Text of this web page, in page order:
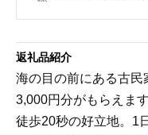
返礼品紹介
海の目の前にある古
3,000円分がもらえま
徒歩20秒の好立地。1